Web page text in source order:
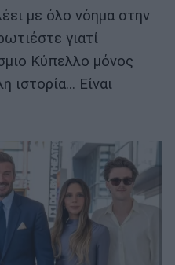
με όλο νόημα στην
γιατί
Κύπελλο μόνος
ιστορία... Είναι